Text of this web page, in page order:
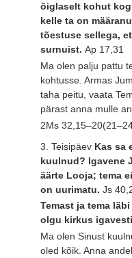
õiglaselt kohut
kelle ta on
tõestuse sellega,
surnuist.Ap 17,31
Ma olen palju pattu
kohtusse. Armas
taha peitu, vaata
pärast anna mulle
2Ms
3. Teisipäev Kas sa
kuulnud? Igavene
äärte Looja; tema
on uurimatu.Js
Temast ja tema
olgu kirkus
Ma olen Sinust
oled kõik. Anna